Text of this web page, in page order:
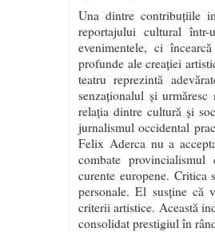
Una dintre contribuțiile
reportajului cultural
evenimentele, ci
profunde ale creației
teatru reprezintă
senzaționalul și urmăresc
relația dintre cultură și
jurnalismul occidental
Felix Aderca nu a
combate
curente europene. Critica
personale. El susține că
criterii artistice. Această
consolidat prestigiul în